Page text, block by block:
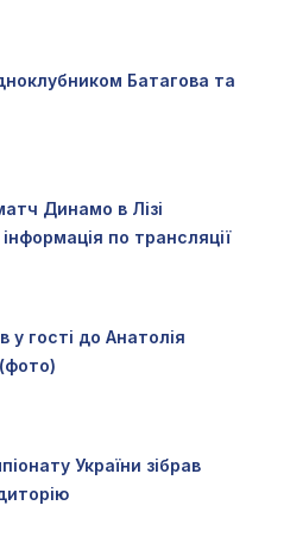
Батагова та
Динамо в Лізі
по трансляції
у гості до Анатолія
України зібрав